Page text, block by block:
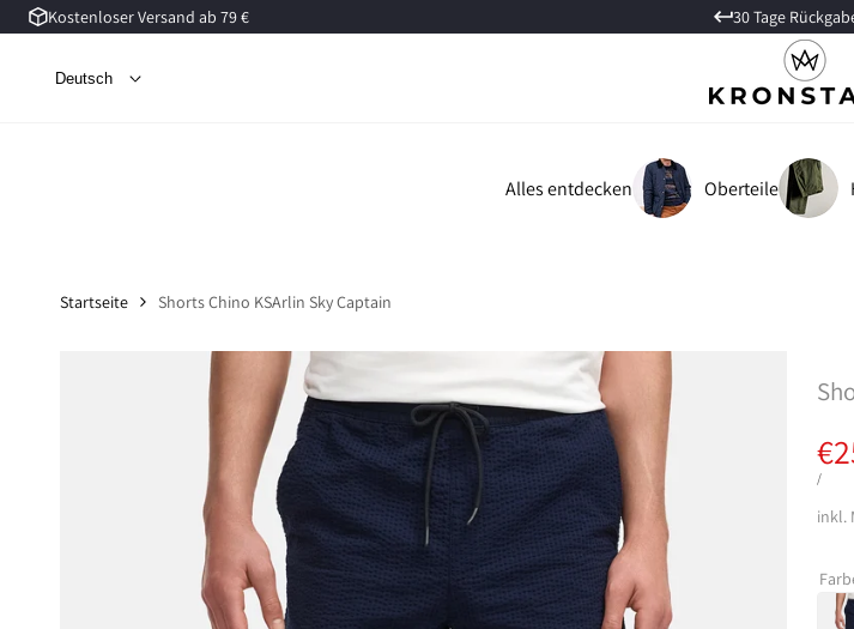
Zum
springen
Kostenloser Versand ab 79 € 30 Tage
Deutsch
Alles entdecken Oberteile
Startseite Shorts Chino KSArlin Sky Captain
/PRO
inkl.